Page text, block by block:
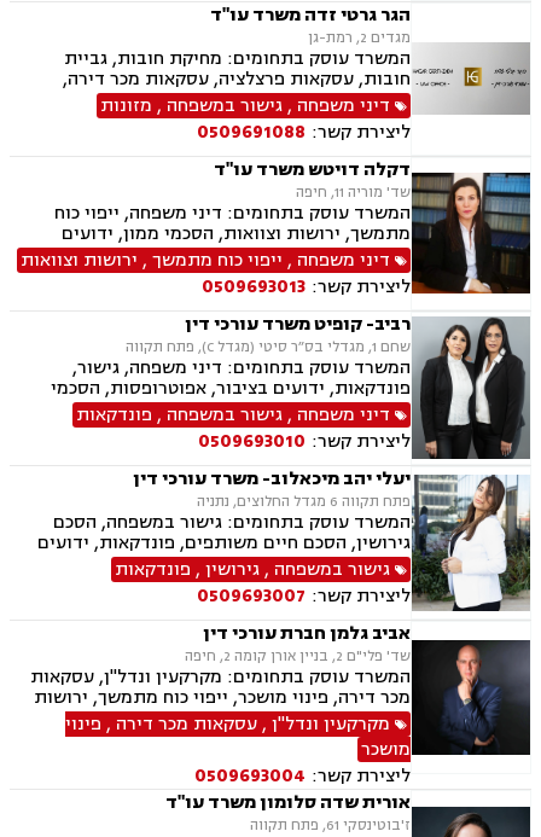
הגר גרטי זדה משרד עו"ד
מגדים 2, רמת-גן
המשרד עוסק בתחומים: מחיקת חובות, גביית
חובות, עסקאות פרצלציה, עסקאות מכר דירה,
הסכמי ממון, ייפוי כוח מתמשך, ירושות וצוואות,
אפוטרופסות, גישור במשפחה, גירושין, מקרקעין,
הוצאה לפועל, אימוץ, הורות חד מינית, מזונות,
משמורת, נישואים אזרחיים, חלוקת רכוש, תיאום
הורי, זמני שהות, אומנה, ניכור הורי, עסקאות מתנה,
ידועים בציבור, פינוי מושכר, צווארון לבן, הלבנת הון,
אלימות במשפחה, עבירות סמים, נפגעי עבירה
דיני משפחה ,גישור במשפחה , מזונות
ליצירת קשר: 0509691088
דקלה דויטש משרד עו"ד
שד' מוריה 11, חיפה
המשרד עוסק בתחומים: דיני משפחה, ייפוי כוח
מתמשך, ירושות וצוואות, הסכמי ממון, ידועים
בציבור, אפוטרופסות, חלוקת רכוש, מעמד אישי,
ניכור הורי, אבהות, מזונות, משמורת זמני שהות,
החזקת ילדים, גירושין, הורות חד מינית, נישואים
אזרחיים, עסקאות מתנה
דיני משפחה , ייפוי כוח מתמשך, ירושות וצוואות
ליצירת קשר: 0509693013
רביב- קופיט משרד עורכי דין
שחם 1, מגדלי בס״ר סיטי (מגדל C), פתח תקווה
המשרד עוסק בתחומים: דיני משפחה, גישור,
פונדקאות, ידועים בציבור, אפוטרופסות, הסכמי
ממון, אבהות, מזונות, משמורת, גירושין, הורות חד
מינית, נישואים חד אזרחיים, אימוץ, חלוקת רכוש,
מעמד אישי, תיאום הורי, חטיפת ילדים, זמני שהות,
אומנה, ניכור הורי, עסקאות מתנה.
דיני משפחה ,גישור במשפחה , פונדקאות
ליצירת קשר: 0509693010
יעלי יהב מיכאלוב- משרד עורכי דין
פתח תקווה 6 מגדל החלוצים, נתניה
המשרד עוסק בתחומים: גישור במשפחה, הסכם
גירושין, הסכם חיים משותפים, פונדקאות, ידועים
בציבור, אפוטרופסות, הסכמי ממון, אבהות, מזונות,
זמני שהות, גירושין, הורות חד מינית, נישואים
אזרחיים, חוק הנוער, אימוץ , חלוקת רכוש, מעמד
אישי, תיאום הורי, חטיפת ילדים, זמני שהות (החזקת
ילדים), אומנה, ניכור הורי, עסקאות מתנה, הוצאה
לפועל, חדלות פירעון, ייפוי כוח מתמשך, מסמך
הבעת רצון, צוואות וירושה.
גישור במשפחה ,גירושין, פונדקאות
ליצירת קשר: 0509693007
אביב גלמן חברת עורכי דין
שד' פלי"ם 2, בניין אורן קומה 2, חיפה
המשרד עוסק בתחומים: מקרקעין ונדל"ן, עסקאות
מכר דירה, פינוי מושכר, ייפוי כוח מתמשך, ירושות
וצוואות, נוטריון.
מקרקעין ונדל"ן,עסקאות מכר דירה , פינוי
מושכר
ליצירת קשר: 0509693004
אורית שדה סלומון משרד עו"ד
ז'בוטינסקי 61, פתח תקווה